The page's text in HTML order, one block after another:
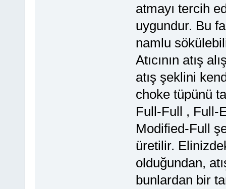
atmayı tercih
uygundur. Bu
namlu
Atıcının atış
atış şeklini
choke tüpünü
Full-Full , Full-
Modified-Full
üretilir.
olduğundan,
bunlardan bir